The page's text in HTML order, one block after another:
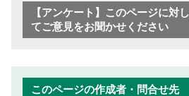
【アンケート】このページに対し
てご意見をお聞かせください
このページの作成者・問合せ先